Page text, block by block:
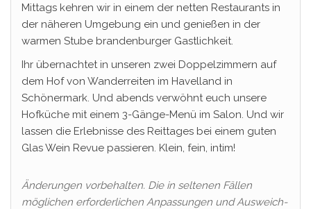
Mittags kehren wir in einem der netten Restaurants in
der näheren Umgebung ein und genießen in der
warmen Stube brandenburger Gastlichkeit.
Ihr übernachtet in unseren zwei Doppelzimmern auf
dem Hof von Wanderreiten im Havelland in
Schönermark. Und abends verwöhnt euch unsere
Hofküche mit einem 3-Gänge-Menü im Salon. Und wir
lassen die Erlebnisse des Reittages bei einem guten
Glas Wein Revue passieren. Klein, fein, intim!
Änderungen vorbehalten. Die in seltenen Fällen
möglichen erforderlichen Anpassungen und Ausweich-